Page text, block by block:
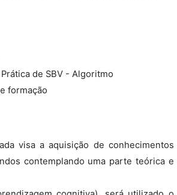
de SBV - Algoritmo
formação
visa a aquisição de conhecimentos
contemplando uma parte teórica e